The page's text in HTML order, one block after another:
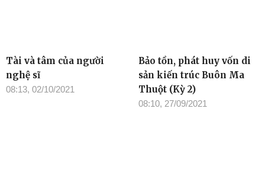
Tài và tâm của người
nghệ sĩ
08:13, 02/10/2021
Bảo tồn, phát huy vốn di
sản kiến trúc Buôn Ma
Thuột (Kỳ 2)
08:10, 27/09/2021